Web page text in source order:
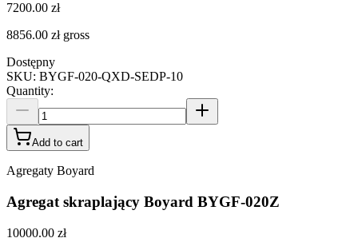
7200.00 zł
8856.00 zł gross
Dostępny
SKU: BYGF-020-QXD-SEDP-10
Quantity:
Add to cart
Agregaty Boyard
Agregat skraplający Boyard BYGF-020Z
10000.00 zł